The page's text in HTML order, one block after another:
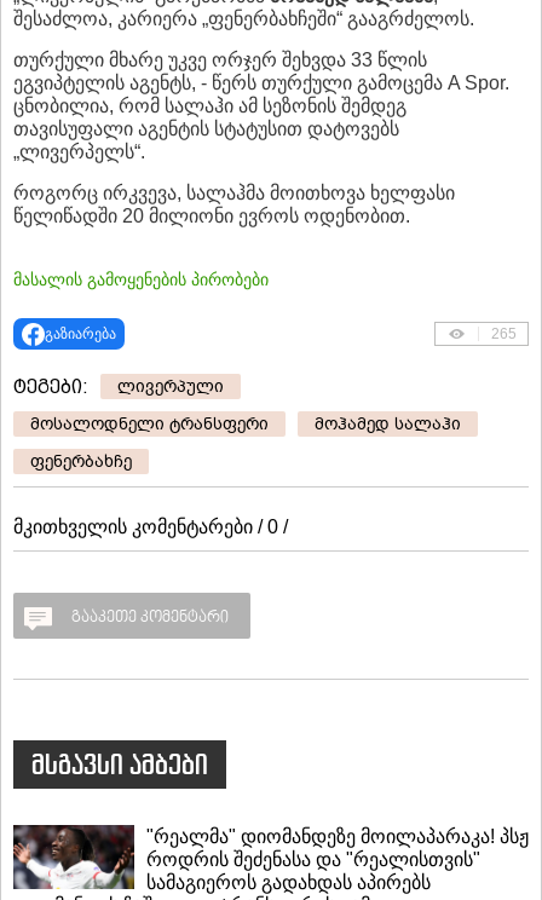
შესაძლოა, კარიერა „ფენერბახჩეში“ გააგრძელოს.
თურქული მხარე უკვე ორჯერ შეხვდა 33 წლის
ეგვიპტელის აგენტს, - წერს თურქული გამოცემა A Spor.
ცნობილია, რომ სალაჰი ამ სეზონის შემდეგ
თავისუფალი აგენტის სტატუსით დატოვებს
„ლივერპელს“.
როგორც ირკვევა, სალაჰმა მოითხოვა ხელფასი
წელიწადში 20 მილიონი ევროს ოდენობით.
მასალის გამოყენების პირობები
გაზიარება 265
ტეგები:
ლივერპული
მოსალოდნელი ტრანსფერი
მოჰამედ სალაჰი
ფენერბახჩე
მკითხველის კომენტარები / 0 /
გააკეთე კომენტარი
მსგავსი ამბები
"რეალმა" დიომანდეზე მოილაპარაკა! პსჟ
როდრის შეძენასა და "რეალისთვის"
სამაგიეროს გადახდას აპირებს